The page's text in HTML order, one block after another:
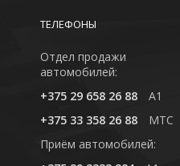
ТЕЛЕФОНЫ
Отдел продажи
автомобилей:
+375 29 658 26 88
A1
+375 33 358 26 88
MTC
Приём автомобилей: